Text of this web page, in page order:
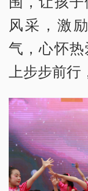
风采，激
气，心怀
上步步前行